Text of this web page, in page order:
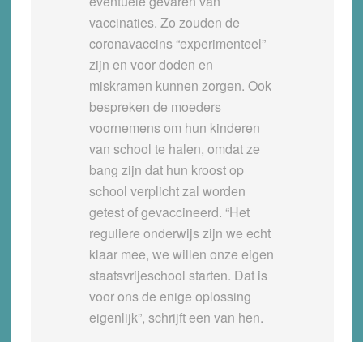
vaccinaties. Zo zouden de
coronavaccins “experimenteel”
zijn en voor doden en
miskramen kunnen zorgen. Ook
bespreken de moeders
voornemens om hun kinderen
van school te halen, omdat ze
bang zijn dat hun kroost op
school verplicht zal worden
getest of gevaccineerd. “Het
reguliere onderwijs zijn we echt
klaar mee, we willen onze eigen
staatsvrijeschool starten. Dat is
voor ons de enige oplossing
eigenlijk”, schrijft een van hen.